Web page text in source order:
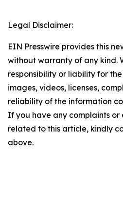
Legal Disclaimer:
EIN Presswire provides this
without warranty of any kind.
responsibility or liability for
images, videos, licenses,
reliability of the information
If you have any complaints or
related to this article, kindly
above.